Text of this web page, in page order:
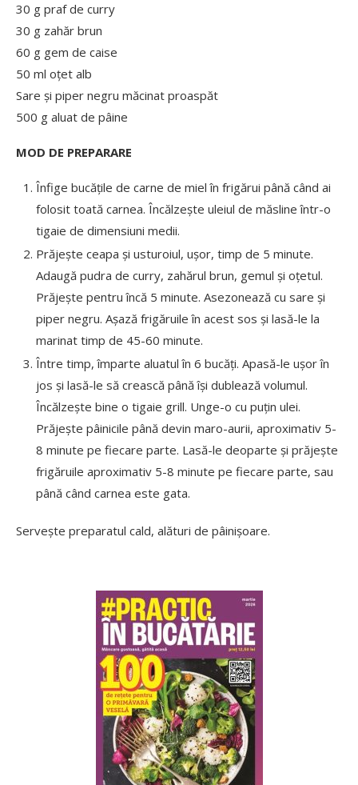
30 g praf de curry
30 g zahăr brun
60 g gem de caise
50 ml oțet alb
Sare și piper negru măcinat proaspăt
500 g aluat de pâine
MOD DE PREPARARE
Înfige bucățile de carne de miel în frigărui până când ai
folosit toată carnea. Încălzește uleiul de măsline într-o
tigaie de dimensiuni medii.
Prăjește ceapa și usturoiul, ușor, timp de 5 minute.
Adaugă pudra de curry, zahărul brun, gemul și oțetul.
Prăjește pentru încă 5 minute. Asezonează cu sare și
piper negru. Așază frigăruile în acest sos și lasă-le la
marinat timp de 45-60 minute.
Între timp, împarte aluatul în 6 bucăți. Apasă-le ușor în
jos și lasă-le să crească până își dublează volumul.
Încălzește bine o tigaie grill. Unge-o cu puțin ulei.
Prăjește pâinicile până devin maro-aurii, aproximativ 5-
8 minute pe fiecare parte. Lasă-le deoparte și prăjește
frigăruile aproximativ 5-8 minute pe fiecare parte, sau
până când carnea este gata.
Servește preparatul cald, alături de pâinișoare.